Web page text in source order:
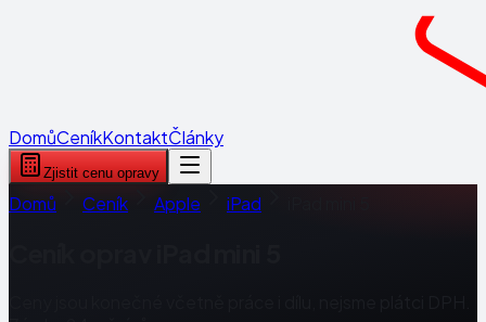
DomůCeníkKontaktČlánky
Zjistit cenu opravy
Domů Ceník Apple iPad